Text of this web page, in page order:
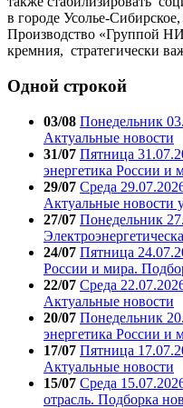
в городе Усолье-
Производство «Группой
кремния, стратегически
Одной строкой
03/08 Понедельник
Актуальные новости
31/07 Пятница
энергетика России и
29/07 Среда
Актуальные новости
27/07 Понедельник
24/07 Пятница
России и мира.
22/07 Среда
Актуальные новости
20/07 Понедельник
энергетика России и
17/07 Пятница
Актуальные новости
15/07 Среда
отрасль. Подборка